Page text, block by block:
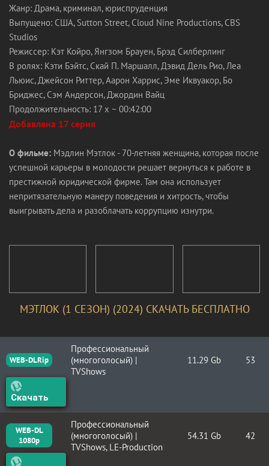
Жанр: Драма, криминал, юриспруденция
Выпущено: США, Sutton Street, Cloud Nine Productions, CBS
Studios
Режиссер: Кэт Койро, Янгзом Брауен, Брэд Силберлинг
В ролях: Кэти Бэйтс, Скай П. Маршалл, Дэвид Дель Рио, Леа
Льюис, Джейсон Риттер, Аарон Харрис, Эме Иквуакор, Бо
Бриджес, Сэм Андерсон, Джордин Вайц
Продолжительность: 17 x ~ 00:42:00
Добавлена 17 серия
О фильме: Мэдлин Мэтлок - 70-летняя женщина, которая после
успешной карьеры в молодости решает вернуться к работе в
престижной юридической фирме. Там она использует
непритязательную манеру поведения и хитрость, чтобы
выигрывать дела и разоблачать коррупцию изнутри.
МЭТЛОК (1 СЕЗОН) (2024) СКАЧАТЬ БЕСПЛАТНО
WEB-DLRip
Профессиональный
(многоголосый) |
TVShows
11.29 Gb 53
Скачать
WEB-DL
1080p
Профессиональный
(многоголосый) |
TVShows, LE-Production
54.31 Gb 42